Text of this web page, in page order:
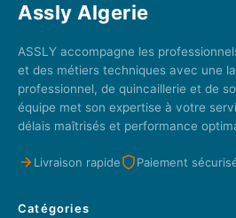
Assly Algerie
ASSLY accompagne les
et des métiers techniques avec une
professionnel, de quincaillerie et de
équipe met son expertise à votre
délais maîtrisés et performance
Livraison rapide Paiement
Catégories